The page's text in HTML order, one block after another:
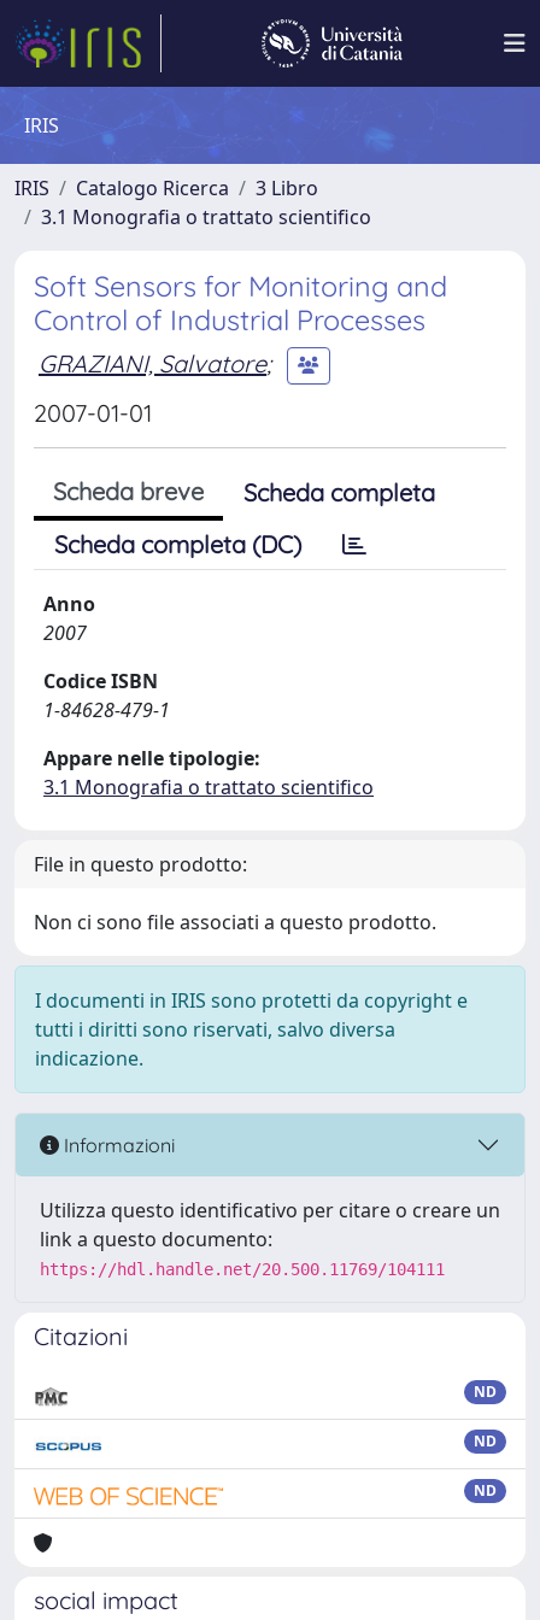
IRIS
IRIS Catalogo Ricerca
3 Libro
3.1 Monografia o trattato scientifico
Soft Sensors for Monitoring and
Control of Industrial Processes
GRAZIANI, Salvatore;
2007-01-01
Scheda breve
Scheda completa
Scheda completa (DC)
Anno
2007
Codice ISBN
1-84628-479-1
Appare nelle tipologie:
3.1 Monografia o trattato scientifico
File in questo prodotto:
Non ci sono file associati a questo prodotto.
I documenti in IRIS sono protetti da copyright e
tutti i diritti sono riservati, salvo diversa
indicazione.
Informazioni
Utilizza questo identificativo per citare o creare un
link a questo documento:
https://hdl.handle.net/20.500.11769/104111
Citazioni
ND
ND
ND
social impact